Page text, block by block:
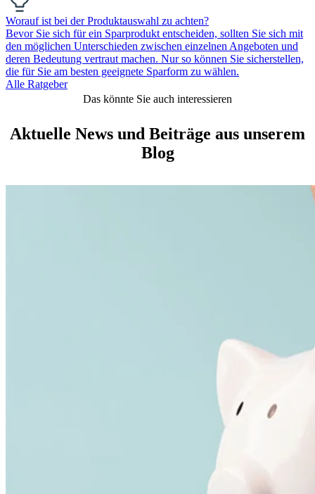
Worauf ist bei der Produktauswahl zu achten?
Bevor Sie sich für ein Sparprodukt entscheiden, sollten Sie sich mit
den möglichen Unterschieden zwischen einzelnen Angeboten und
deren Bedeutung vertraut machen. Nur so können Sie sicherstellen,
die für Sie am besten geeignete Sparform zu wählen.
Alle Ratgeber
Das könnte Sie auch interessieren
Aktuelle News und Beiträge aus unserem
Blog